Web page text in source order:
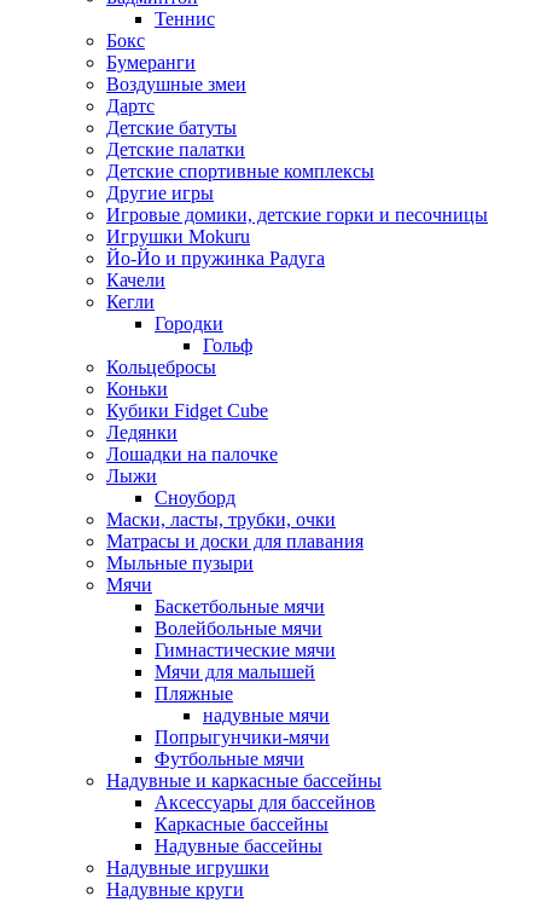
Теннис
Бокс
Бумеранги
Воздушные змеи
Дартс
Детские батуты
Детские палатки
Детские спортивные комплексы
Другие игры
Игровые домики, детские горки и песочницы
Игрушки Mokuru
Йо-Йо и пружинка Радуга
Качели
Кегли
Городки
Гольф
Кольцебросы
Коньки
Кубики Fidget Cube
Ледянки
Лошадки на палочке
Лыжи
Сноуборд
Маски, ласты, трубки, очки
Матрасы и доски для плавания
Мыльные пузыри
Мячи
Баскетбольные мячи
Волейбольные мячи
Гимнастические мячи
Мячи для малышей
Пляжные
надувные мячи
Попрыгунчики-мячи
Футбольные мячи
Надувные и каркасные бассейны
Аксессуары для бассейнов
Каркасные бассейны
Надувные бассейны
Надувные игрушки
Надувные круги